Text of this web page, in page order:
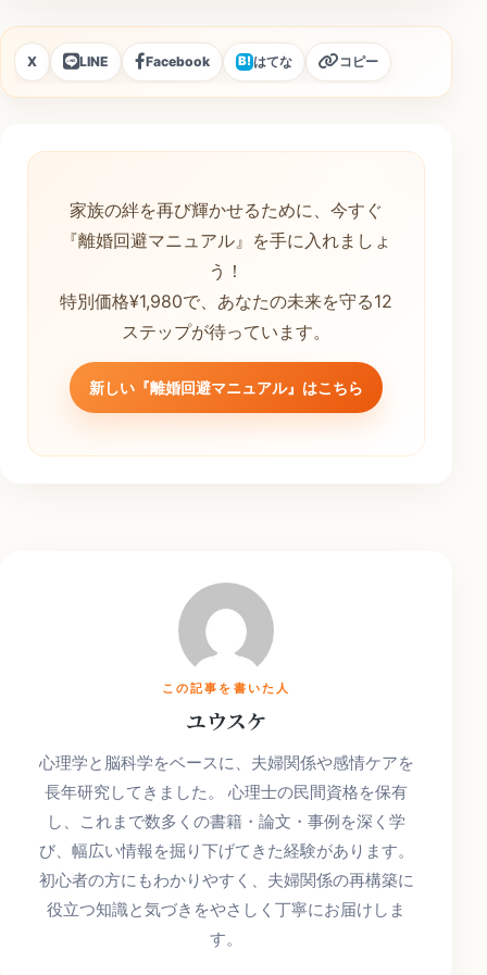
X LINE Facebook B!はてな コピー
家族の絆を再び輝かせるために、今すぐ
『離婚回避マニュアル』を手に入れましょ
う！
特別価格¥1,980で、あなたの未来を守る12
ステップが待っています。
新しい『離婚回避マニュアル』はこちら
この記事を書いた人
ユウスケ
心理学と脳科学をベースに、夫婦関係や感情ケアを
長年研究してきました。 心理士の民間資格を保有
し、これまで数多くの書籍・論文・事例を深く学
び、幅広い情報を掘り下げてきた経験があります。
初心者の方にもわかりやすく、夫婦関係の再構築に
役立つ知識と気づきをやさしく丁寧にお届けしま
す。